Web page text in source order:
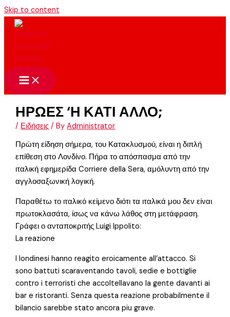
Skip to content
ΗΡΩΕΣ ‘Η ΚΑΤΙ ΑΛΛΟ;
/ Ειδήσεις / ByAdministrator
Πρώτη είδηση σήμερα, του Κατακλυσμού, είναι η διπλή
επίθεση στο Λονδίνο. Πήρα το απόσπασμα από την
ιταλική εφημερίδα Corriere della Sera, αμόλυντη από την
αγγλοσαξωνική λογική.
Παραθέτω το ιταλικό κείμενο διότι τα ιταλικά μου δεν είναι
πρωτοκλασάτα, ίσως να κάνω λάθος στη μετάφραση.
Γράφει ο ανταποκριτής Luigi Ippolito:
La reazione
I londinesi hanno reagito eroicamente all’attacco. Si
sono battuti scaraventando tavoli, sedie e bottiglie
contro i terroristi che accoltellavano la gente davanti ai
bar e ristoranti. Senza questa reazione probabilmente il
bilancio sarebbe stato ancora piu grave.